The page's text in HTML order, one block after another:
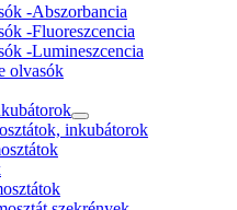
-Abszorbancia
-Fluoreszcencia
-Lumineszcencia
olvasók
inkubátorok